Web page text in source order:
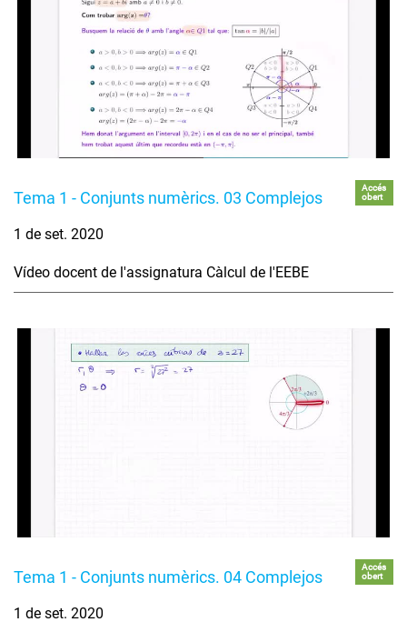
Tema 1 - Conjunts numèrics. 03 Complejos
Accés
obert
1 de set. 2020
Vídeo docent de l'assignatura Càlcul de l'EEBE
Tema 1 - Conjunts numèrics. 04 Complejos
Accés
obert
1 de set. 2020